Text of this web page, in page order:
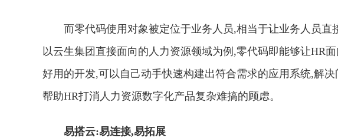
而零代码使用对象被定位于业务人员,相当于让业务人员直
以云生集团直接面向的人力资源领域为例,零代码即能够让HR
好用的开发,可以自己动手快速构建出符合需求的应用系统,解
帮助HR打消人力资源数字化产品复杂难搞的顾虑。
易搭云:易连接,易拓展